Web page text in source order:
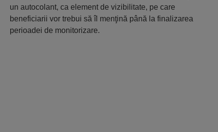
un autocolant, ca element de vizibilitate, pe care
beneficiarii vor trebui să îl menţină până la finalizarea
perioadei de monitorizare.